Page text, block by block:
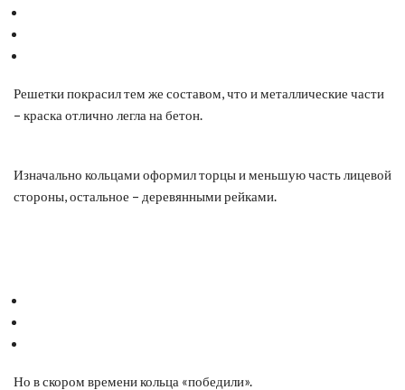
Решетки покрасил тем же составом, что и металлические части
– краска отлично легла на бетон.
Изначально кольцами оформил торцы и меньшую часть лицевой
стороны, остальное – деревянными рейками.
Но в скором времени кольца «победили».